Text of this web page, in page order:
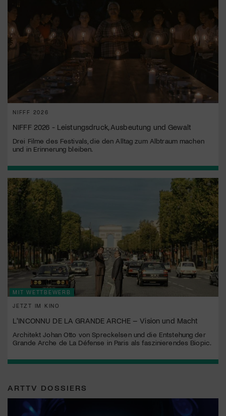
NIFFF 2026
NIFFF 2026 - Leistungsdruck, Ausbeutung und Gewalt
Drei Filme des Festivals, die den Alltag zum Albtraum machen
und in Erinnerung bleiben.
MIT WETTBEWERB
JETZT IM KINO
L'INCONNU DE LA GRANDE ARCHE – Vision und Macht
Architekt Johan Otto von Spreckelsen und die Entstehung der
Grande Arche de La Défense in Paris als faszinierendes Biopic.
ARTTV DOSSIERS